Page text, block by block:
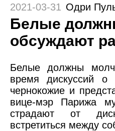
2021-03-31 Одри
Белые
обсуждают
Белые должны
время дискуссий о
чернокожие и
вице-мэр Парижа
страдают от
встретиться между